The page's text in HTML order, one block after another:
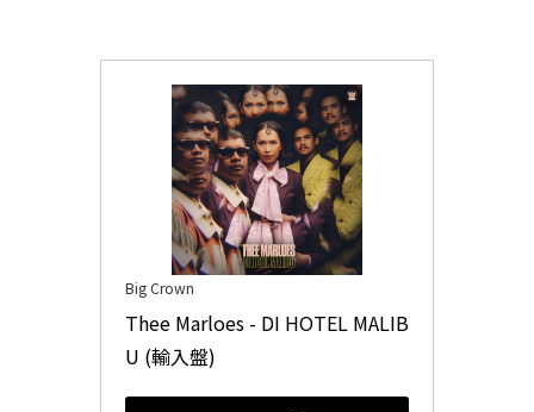
Big Crown
Thee Marloes - DI HOTEL MALIB
U (輸入盤)